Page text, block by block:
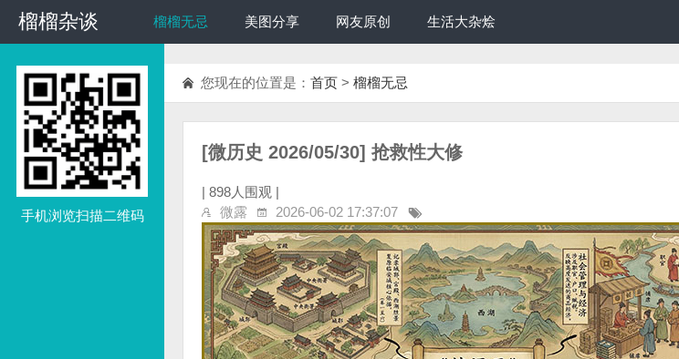
榴榴杂谈
榴榴杂谈 榴榴无忌 美图分享 网友原创 生活大杂烩
手机浏览扫描二维码
您现在的位置是： 首页 > 榴榴无忌
[微历史 2026/05/30] 抢救性大修
| 898人围观 |
微露
2026-06-02 17:37:07